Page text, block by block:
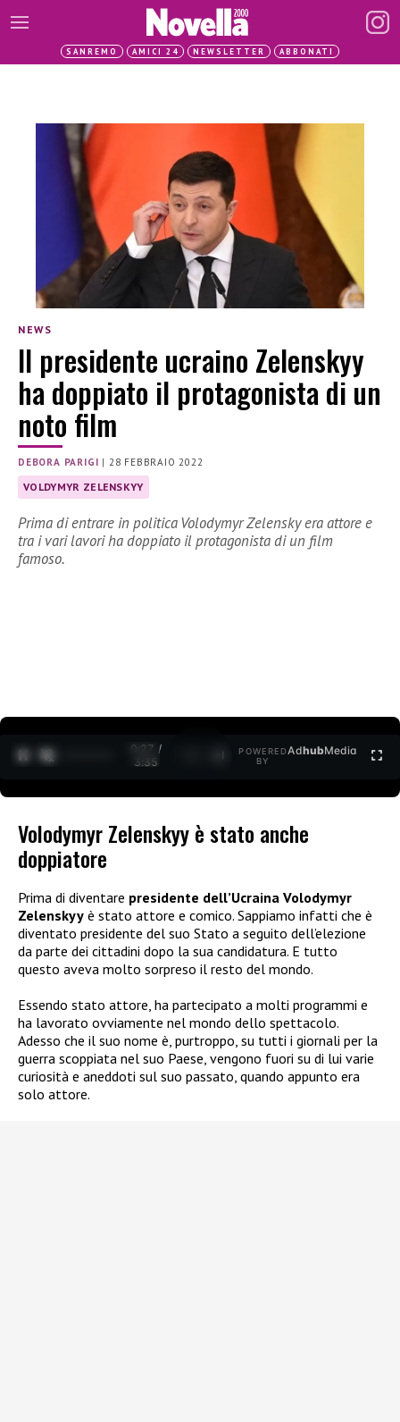
SANREMO AMICI 24 NEWSLETTER ABBONATI
NEWS
Il presidente ucraino Zelenskyy
ha doppiato il protagonista di un
noto film
DEBORA PARIGI | 28 FEBBRAIO 2022
VOLDYMYR ZELENSKYY
Prima di entrare in politica Volodymyr Zelensky era attore e
tra i vari lavori ha doppiato il protagonista di un film
famoso.
0:27 /
3:35
POWERED
BY
AdhubMedia
Volodymyr Zelenskyy è stato anche
doppiatore
Prima di diventare presidente dell’Ucraina Volodymyr
Zelenskyy è stato attore e comico. Sappiamo infatti che è
diventato presidente del suo Stato a seguito dell’elezione
da parte dei cittadini dopo la sua candidatura. E tutto
questo aveva molto sorpreso il resto del mondo.
Essendo stato attore, ha partecipato a molti programmi e
ha lavorato ovviamente nel mondo dello spettacolo.
Adesso che il suo nome è, purtroppo, su tutti i giornali per la
guerra scoppiata nel suo Paese, vengono fuori su di lui varie
curiosità e aneddoti sul suo passato, quando appunto era
solo attore.